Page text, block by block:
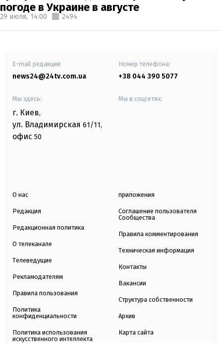
погоде в Украине в августе
29 июля, 14:00 2494
E-mail редакции
news24@24tv.com.ua
Номер телефона:
+38 044 390 5077
Мы здесь:
г. Киев,
ул. Владимирская 61/11,
офис 50
Мы в соцсетях:
О нас
Редакция
Редакционная политика
О телеканале
Телеведущие
Рекламодателям
Правила пользования
Политика
конфиденциальности
Политика использования
искусственного интеллекта
приложения
Соглашение пользователя
Сообщества
Правила комментирования
Техническая информация
Контакты
Вакансии
Структура собственности
Архив
Карта сайта